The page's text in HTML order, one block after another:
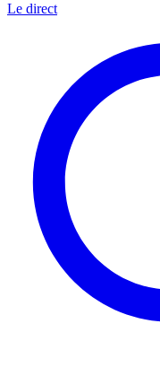
Le direct